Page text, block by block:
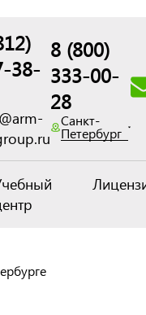
38-
8 (800)
333-00-
28
Санкт-
Петербург